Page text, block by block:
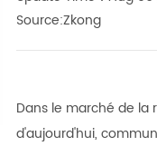
Source:Zkong
Dans le marché de
d'aujourd'hui,